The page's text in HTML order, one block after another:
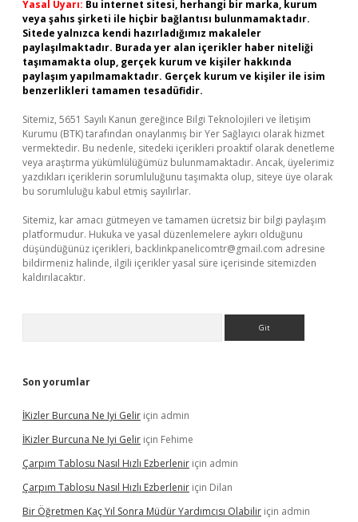
Yasal Uyarı: Bu internet sitesi, herhangi bir marka, kurum
veya şahıs şirketi ile hiçbir bağlantısı bulunmamaktadır.
Sitede yalnızca kendi hazırladığımız makaleler
paylaşılmaktadır. Burada yer alan içerikler haber niteliği
taşımamakta olup, gerçek kurum ve kişiler hakkında
paylaşım yapılmamaktadır. Gerçek kurum ve kişiler ile isim
benzerlikleri tamamen tesadüfidir.
Sitemiz, 5651 Sayılı Kanun gereğince Bilgi Teknolojileri ve İletişim
Kurumu (BTK) tarafından onaylanmış bir Yer Sağlayıcı olarak hizmet
vermektedir. Bu nedenle, sitedeki içerikleri proaktif olarak denetleme
veya araştırma yükümlülüğümüz bulunmamaktadır. Ancak, üyelerimiz
yazdıkları içeriklerin sorumluluğunu taşımakta olup, siteye üye olarak
bu sorumluluğu kabul etmiş sayılırlar.
Sitemiz, kar amacı gütmeyen ve tamamen ücretsiz bir bilgi paylaşım
platformudur. Hukuka ve yasal düzenlemelere aykırı olduğunu
düşündüğünüz içerikleri, backlinkpanelicomtr@gmail.com adresine
bildirmeniz halinde, ilgili içerikler yasal süre içerisinde sitemizden
kaldırılacaktır.
Son yorumlar
İKizler Burcuna Ne Iyi Gelir için admin
İKizler Burcuna Ne Iyi Gelir için Fehime
Çarpım Tablosu Nasıl Hızlı Ezberlenir için admin
Çarpım Tablosu Nasıl Hızlı Ezberlenir için Dilan
Bir Öğretmen Kaç Yıl Sonra Müdür Yardımcısı Olabilir için admin